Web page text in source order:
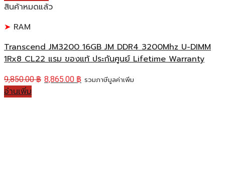
สินค้าหมดแล้ว
RAM
Transcend JM3200 16GB JM DDR4 3200Mhz U-DIMM
1Rx8 CL22 แรม ของแท้ ประกันศูนย์ Lifetime Warranty
9,850.00฿ 8,865.00 ฿ รวมภาษีมูลค่าเพิ่ม
อ่านเพิ่ม